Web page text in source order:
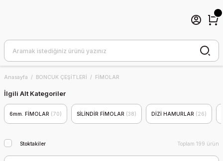
Anasayfa BONCUK ÇEŞİTLERİ FİMOLAR
İlgili Alt Kategoriler
6mm. FİMOLAR (70) SİLİNDİR FİMOLAR (38) DİZİ HAMURLAR (26)
Stoktakiler Toplam 199 ürün